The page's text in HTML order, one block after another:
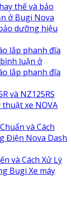
thế và bảo
ở Bugi Nova
dưỡng hiệu
lắp phanh đĩa
luận ở
lắp phanh đĩa
và NZ125RS
xe NOVA
và Cách
Điện Nova Dash
và Cách Xử Lý
Bugi Xe máy